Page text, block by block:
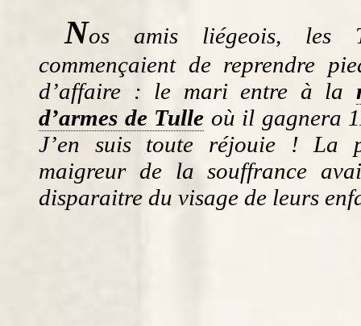
Nos amis liégeois, les
commençaient de reprendre
d’affaire : le mari entre à la
d’armes de Tulle où il gagnera
J’en suis toute réjouie ! La
maigreur de la souffrance
disparaitre du visage de leurs